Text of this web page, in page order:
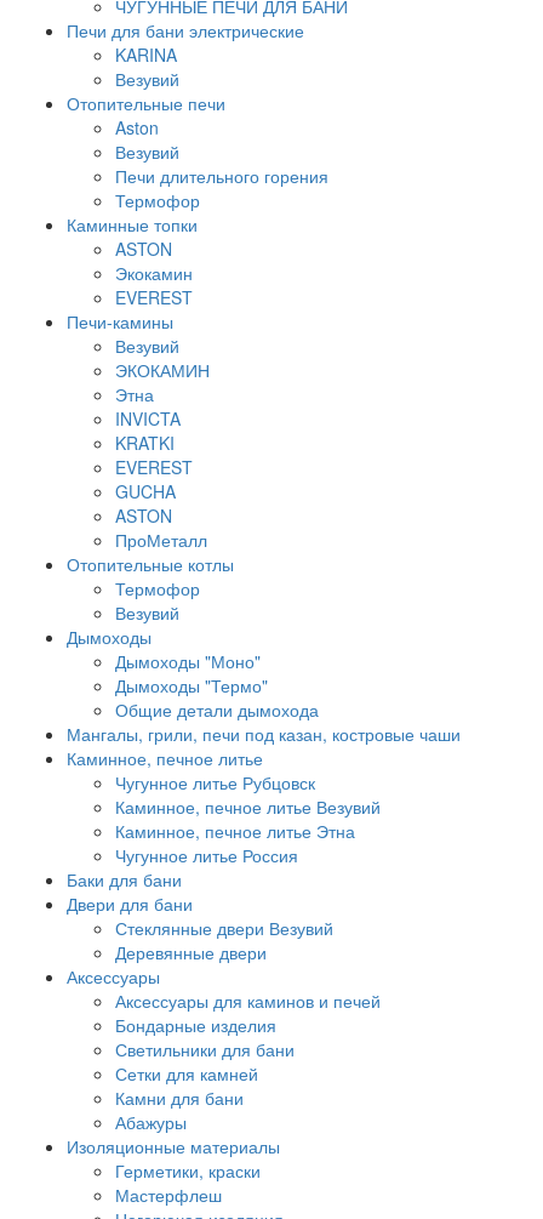
ЧУГУННЫЕ ПЕЧИ ДЛЯ БАНИ
Печи для бани электрические
KARINA
Везувий
Отопительные печи
Aston
Везувий
Печи длительного горения
Термофор
Каминные топки
ASTON
Экокамин
EVEREST
Печи-камины
Везувий
ЭКОКАМИН
Этна
INVICTA
KRATKI
EVEREST
GUCHA
ASTON
ПроМеталл
Отопительные котлы
Термофор
Везувий
Дымоходы
Дымоходы "Моно"
Дымоходы "Термо"
Общие детали дымохода
Мангалы, грили, печи под казан, костровые чаши
Каминное, печное литье
Чугунное литье Рубцовск
Каминное, печное литье Везувий
Каминное, печное литье Этна
Чугунное литье Россия
Баки для бани
Двери для бани
Стеклянные двери Везувий
Деревянные двери
Аксессуары
Аксессуары для каминов и печей
Бондарные изделия
Светильники для бани
Сетки для камней
Камни для бани
Абажуры
Изоляционные материалы
Герметики, краски
Мастерфлеш